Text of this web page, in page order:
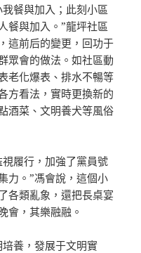
餐與加入；此刻小區
餐與加入。”龍坪社區
這前后的變更，回功于
眾會的做法。如社區動
老化爆表、排水不暢等
方看法，實時更換新的
酒菜、文明養犬等風俗
履行，加強了黨員號
力。”馮會說，這個小
各類亂象，還把長桌宴
會，其樂融融。
養，發展于文明實